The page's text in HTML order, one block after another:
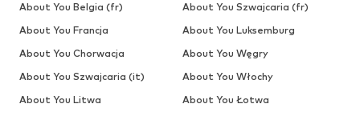
About You Belgia (fr)
About You Szwajcaria (fr)
About You Francja
About You Luksemburg
About You Chorwacja
About You Węgry
About You Szwajcaria (it)
About You Włochy
About You Litwa
About You Łotwa